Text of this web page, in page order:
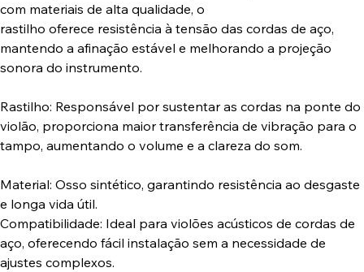
com materiais de alta qualidade, o
rastilho oferece resistência à tensão das cordas de aço,
mantendo a afinação estável e melhorando a projeção
sonora do instrumento.
Rastilho: Responsável por sustentar as cordas na ponte do
violão, proporciona maior transferência de vibração para o
tampo, aumentando o volume e a clareza do som.
Material: Osso sintético, garantindo resistência ao desgaste
e longa vida útil.
Compatibilidade: Ideal para violões acústicos de cordas de
aço, oferecendo fácil instalação sem a necessidade de
ajustes complexos.